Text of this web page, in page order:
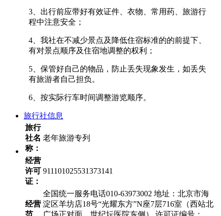
3、出行前应带好有效证件、衣物、常用药、旅游行
程中注意安全；
4、我社在不减少景点及降低住宿标准的的前提下、
有对景点顺序及住宿地调整的权利；
5、保管好自己的物品，防止丢失现象发生，如丢失
有旅游者自己担负。
6、按实际行车时间调整游览顺序。
旅行社信息
旅行
社名
称：
老年旅游专列
经营
许可
证：
911101025531373141
经营
全国统一服务电话010-63973002 地址：北京市海
淀区羊坊店18号“光耀东方”N座7层716室（西站北